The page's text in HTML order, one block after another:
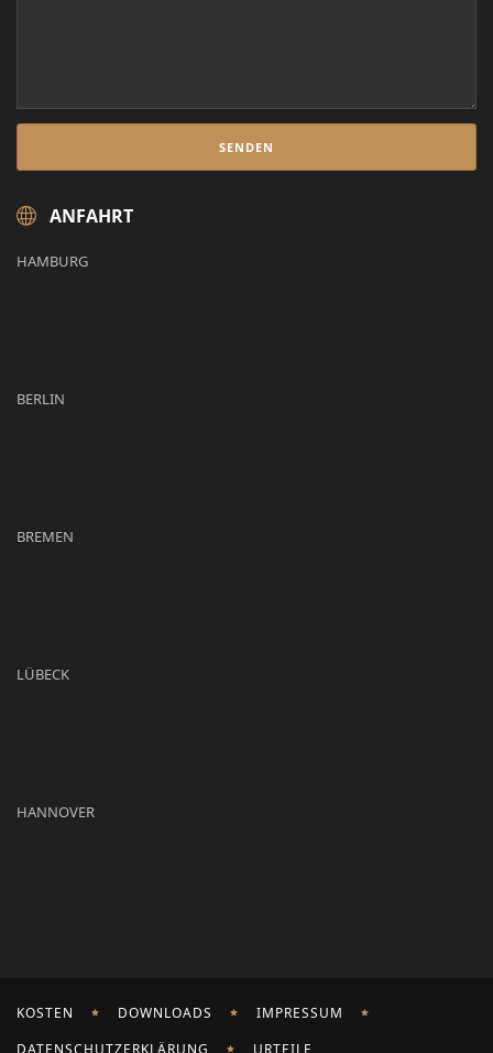
ANFAHRT
HAMBURG
BERLIN
BREMEN
LÜBECK
HANNOVER
KOSTEN DOWNLOADS
IMPRESSUM
DATENSCHUTZERKLÄRUNG
URTEILE